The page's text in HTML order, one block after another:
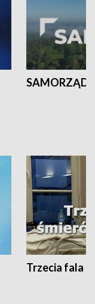
SAMORZĄD
Trzecia fala -